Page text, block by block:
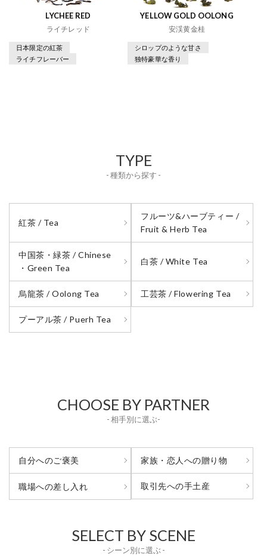
LYCHEE RED
ライチレッド
日本限定の紅茶
ライチフレーバー
YELLOW GOLD OOLONG
安渓黄金桂
シロップのような甘さ
独特豪華な香り
TYPE
- 種類から探す -
紅茶 / Tea
フルーツ&ハーブティー /
Fruit & Herb Tea
中国茶・緑茶 / Chinese
・Green Tea
白茶 / White Tea
烏龍茶 / Oolong Tea 工芸茶 / Flowering Tea
プーアル茶 / Puerh Tea
CHOOSE BY PARTNER
- 相手別に選ぶ-
自分へのご褒美 家族・恋人への贈り物
職場への差し入れ 取引先への手土産
SELECT BY SCENE
- シーン別に選ぶ -